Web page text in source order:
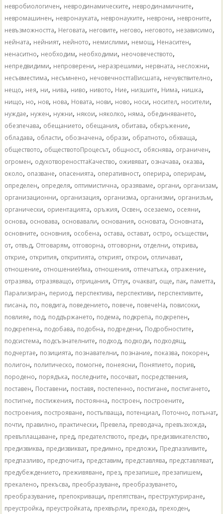
невробиологичен, невродинамическите, невродинамичните,
невромашинен, невронауката, невронауките, неврони, невроните,
невъзможността, Неговата, неговите, негово, неговото, независимо,
нейната, нейният, нейното, немислими, немощ, Ненаситен,
ненаситно, необходим, необходими, неочовечеството,
непредвидими, непроверени, неразрешими, нервната, несложни,
несъвместима, несъмнено, нечовечносттаВисшата, нечувствително,
нещо, нея, ни, нива, ниво, нивото, Ние, низшите, Нима, нишка,
нищо, но, нов, нова, Новата, нови, ново, носи, носител, носители,
нуждае, нужен, нужни, някои, няколко, няма, обединяването,
обезпечава, обещанието, обещания, обитава, обкръжение,
обладава, области, обозначена, образи, обратното, обхваща,
обществото, обществотоПроцесът, общност, обяснява, ограничен,
огромен, одухотвореносттаКачество, оживяват, означава, оказва,
около, опазване, опасенията, оперативност, оперира, оперирам,
определен, определя, оптимистична, оразяваме, органи, организам,
организационни, организация, организма, организми, организъм,
органически, ориентацията, оръжия, Освен, осезаемо, осеяни,
основа, основава, основавали, основания, основата, Основната,
основните, основния, особена, остава, остават, остро, осъществи,
от, отвъд, Отговарям, отговорна, отговорни, отделни, открива,
открие, открития, откритията, открият, открои, отличават,
отношение, отношениеИма, отношения, отпечатъка, отражение,
отразява, отразяващо, отрицания, Оттук, очакват, още, пак, паметта,
Парализиран, период, перспектива, перспективи, перспективите,
писана, по, повдига, поведението, повече, повечеНа, повисоки,
повлияе, под, поддържането, подема, подкрепа, подкрепен,
подкрепена, подобава, подобна, подредени, Подробностите,
подсистема, подсъзнателните, подход, подходи, подходящ,
подчертае, позицията, познавателни, познание, показва, покорен,
полигон, политическо, помогне, понеясни, Понятието, порив,
породено, порядъка, последните, посочват, посредствения,
поставен, Поставени, поставя, постепенно, постигане, постигането,
постигне, постижения, постоянна, построен, построените,
построения, построяване, постъпваща, потенциал, Поточно, потънат,
почти, правилно, практически, Превела, преводача, превъзхожда,
превъплащаване, пред, предателството, преди, предизвикателство,
предизвиква, предизвикват, предимно, предложи, Предпазливите,
предпазливо, предпочита, представим, представлява, представляват,
предубеждението, преживяване, през, презапише, презапишем,
прекалено, прекъсва, преобразуване, преобразуването,
преобразувание, препокриващи, препятстван, преструктуриране,
преустройка, преустройката, прехвърли, прехода, преходен,